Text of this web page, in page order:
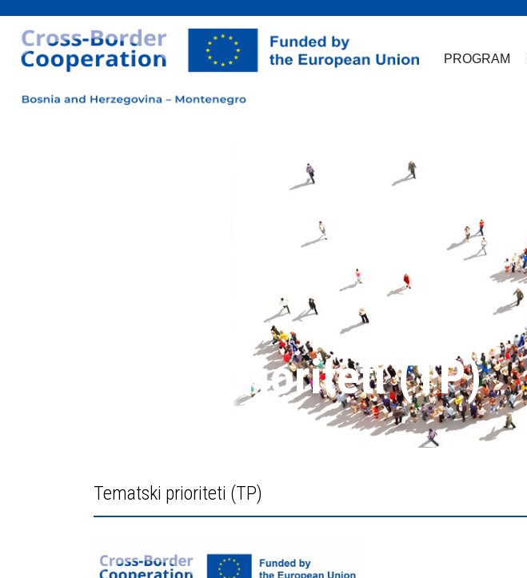
PROGRAM
Tematski prioriteti (TP)
Tematski prioriteti (TP)